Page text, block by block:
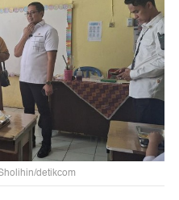
detikcom